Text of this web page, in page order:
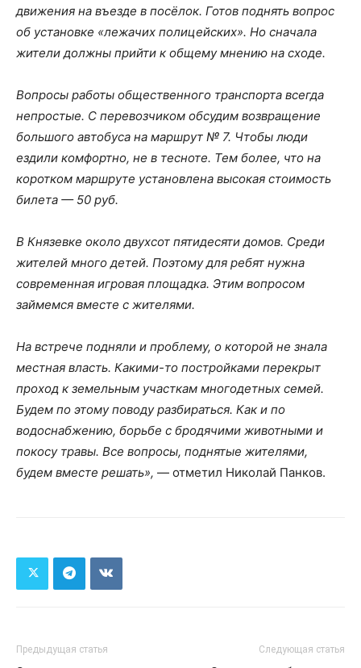
движения на въезде в посёлок. Готов поднять вопрос
об установке «лежачих полицейских». Но сначала
жители должны прийти к общему мнению на сходе.
Вопросы работы общественного транспорта всегда
непростые. С перевозчиком обсудим возвращение
большого автобуса на маршрут № 7. Чтобы люди
ездили комфортно, не в тесноте. Тем более, что на
коротком маршруте установлена высокая стоимость
билета — 50 руб.
В Князевке около двухсот пятидесяти домов. Среди
жителей много детей. Поэтому для ребят нужна
современная игровая площадка. Этим вопросом
займемся вместе с жителями.
На встрече подняли и проблему, о которой не знала
местная власть. Какими-то постройками перекрыт
проход к земельным участкам многодетных семей.
Будем по этому поводу разбираться. Как и по
водоснабжению, борьбе с бродячими животными и
покосу травы. Все вопросы, поднятые жителями,
будем вместе решать», — отметил Николай Панков.
Предыдущая статья Следующая статья